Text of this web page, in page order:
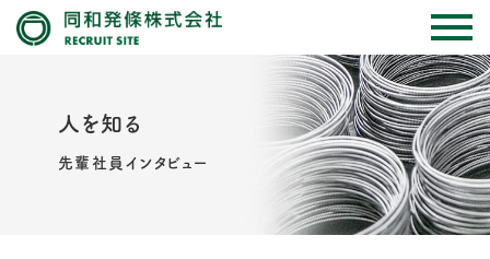
人を知る
先輩社員インタビュー